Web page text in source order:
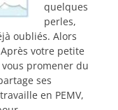
quelques
perles,
oubliés. Alors
votre petite
promener du
ses
en PEMV,